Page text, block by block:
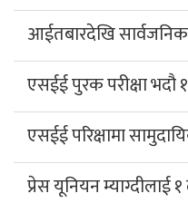
आईतबारदेखि
एसईई पुरक परीक्षा
एसईई परिक्षामा
प्रेस यूनियन